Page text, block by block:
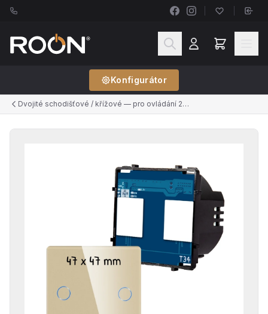
Konfigurátor
Dvojité schodišťové / křížové — pro ovládání 2 světel ze 2+ míst (řazení č.6+6, č.7+7)